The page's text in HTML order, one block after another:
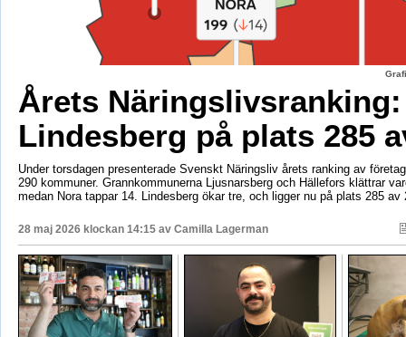
Årets Näringslivsranking:
Lindesberg på plats 285
Under torsdagen presenterade Svenskt Näringsliv årets ranking av
290 kommuner. Grannkommunerna Ljusnarsberg och Hällefors klättrar
medan Nora tappar 14. Lindesberg ökar tre, och ligger nu på plats 285 av
28 maj 2026 klockan 14:15 av Camilla Lagerman